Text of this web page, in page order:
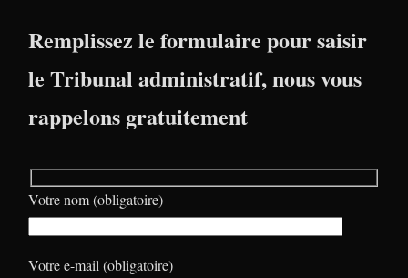
Remplissez le formulaire pour saisir
le Tribunal administratif, nous vous
rappelons gratuitement
Votre nom (obligatoire)
Votre e-mail (obligatoire)